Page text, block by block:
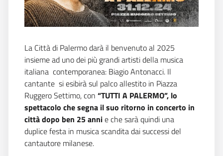
La Città di Palermo darà il benvenuto al 2025
insieme ad uno dei più grandi artisti della musica
italiana contemporanea: Biagio Antonacci. Il
cantante si esibirà sul palco allestito in Piazza
Ruggero Settimo, con “TUTTI A PALERMO”, lo
spettacolo che segna il suo ritorno in concerto in
città dopo ben 25 annie che sarà quindi una
duplice festa in musica scandita dai successi del
cantautore milanese.